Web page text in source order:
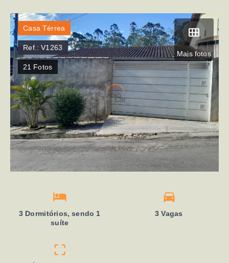
Mais fotos
Casa Térrea
Ref.:V1263
21 Fotos
3 Dormitórios, sendo 1
suíte
3 Vagas